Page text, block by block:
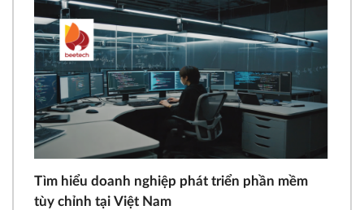
Tìm hiểu doanh nghiệp phát triển phần mềm
tùy chỉnh tại Việt Nam